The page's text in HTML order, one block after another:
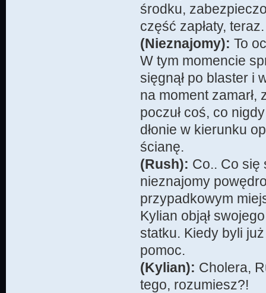
środku,
część zapłaty, teraz.
(Nieznajomy): To
W tym momencie
sięgnął po blaster i
na moment
poczuł coś, co
dłonie w kierunku
ścianę.
(Rush): Co.. Co się
nieznajomy
przypadkowym
Kylian objął
statku. Kiedy byli
pomoc.
(Kylian): Cholera,
tego, rozumiesz?!